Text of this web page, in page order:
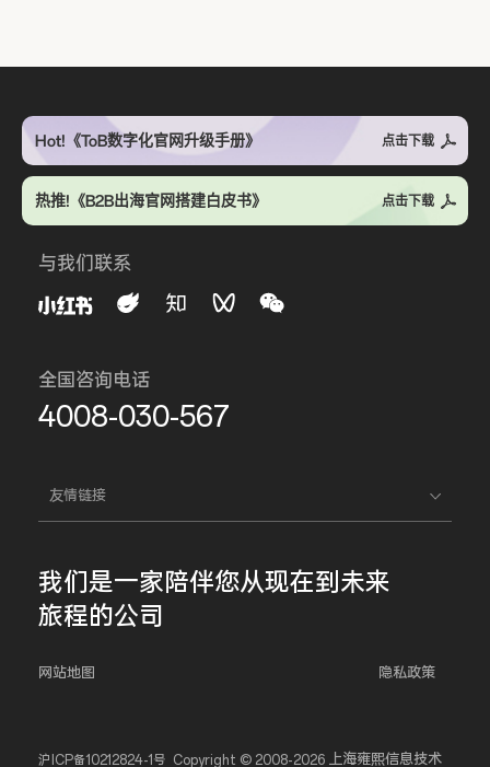
Hot!《ToB数字化官网升级手册》 点击下载
热推!《B2B出海官网搭建白皮书》 点击下载
与我们联系
全国咨询电话
4008-030-567
友情链接
我们是一家陪伴您从现在到未来
旅程的公司
网站地图 隐私政策
沪ICP备10212824-1号 Copyright © 2008-2026 上海雍熙信息技术